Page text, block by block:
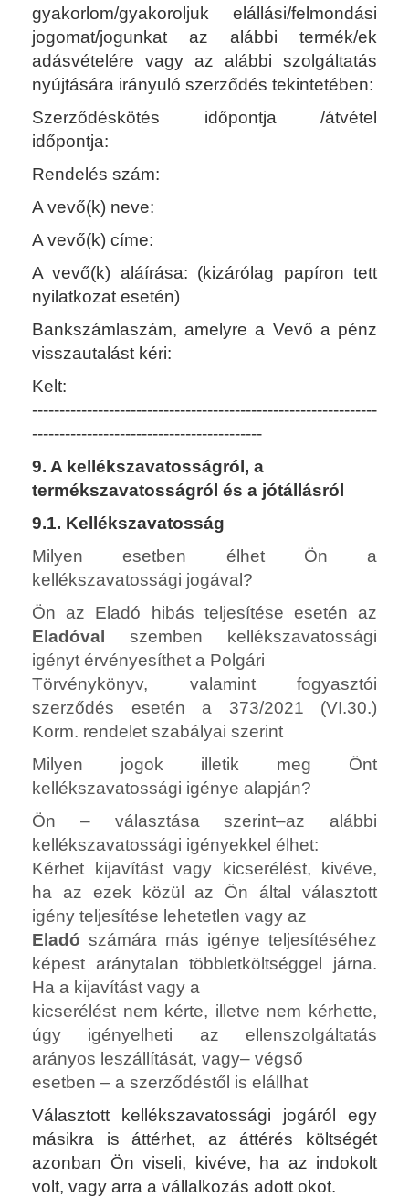
gyakorlom/gyakoroljuk elállási/felmondási
jogomat/jogunkat az alábbi termék/ek
adásvételére vagy az alábbi szolgáltatás
nyújtására irányuló szerződés tekintetében:
Szerződéskötés időpontja /átvétel
időpontja:
Rendelés szám:
A vevő(k) neve:
A vevő(k) címe:
A vevő(k) aláírása: (kizárólag papíron tett
nyilatkozat esetén)
Bankszámlaszám, amelyre a Vevő a pénz
visszautalást kéri:
Kelt:
---------------------------------------------------------------
------------------------------------------
9. A kellékszavatosságról, a
termékszavatosságról és a jótállásról
9.1. Kellékszavatosság
Milyen esetben élhet Ön a
kellékszavatossági jogával?
Ön az Eladó hibás teljesítése esetén az
Eladóval
szemben kellékszavatossági
igényt érvényesíthet a Polgári
Törvénykönyv, valamint fogyasztói
szerződés esetén a 373/2021 (VI.30.)
Korm. rendelet szabályai szerint
Milyen jogok illetik meg Önt
kellékszavatossági igénye alapján?
Ön – választása szerint–az alábbi
kellékszavatossági igényekkel élhet:
Kérhet kijavítást vagy kicserélést, kivéve,
ha az ezek közül az Ön által választott
igény teljesítése lehetetlen vagy az
Eladó számára más igénye teljesítéséhez
képest aránytalan többletköltséggel járna.
Ha a kijavítást vagy a
kicserélést nem kérte, illetve nem kérhette,
úgy igényelheti az ellenszolgáltatás
arányos leszállítását, vagy– végső
esetben – a szerződéstől is elállhat
Választott kellékszavatossági jogáról egy
másikra is áttérhet, az áttérés költségét
azonban Ön viseli, kivéve, ha az indokolt
volt, vagy arra a vállalkozás adott okot.